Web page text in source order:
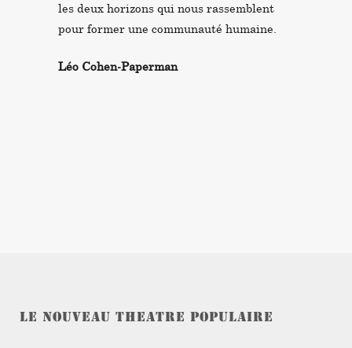
les deux horizons qui nous rassemblent
pour former une communauté humaine.
Léo Cohen-Paperman
LE NOUVEAU THEATRE POPULAIRE